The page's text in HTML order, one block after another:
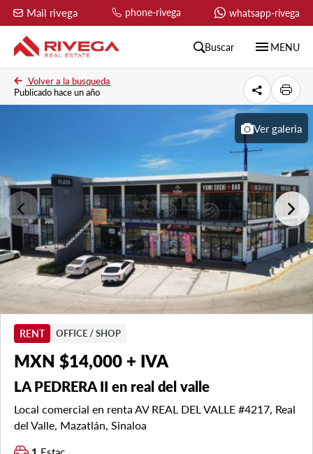
Mail rivega phone-rivega whatsapp-rivega
Buscar menu MENU
Volver a la busqueda
Publicado hace un año
Ver galeria
RENT OFFICE / SHOP
MXN $14,000 + IVA
LA PEDRERA II en real del valle
Local comercial en renta AV REAL DEL VALLE #4217, Real
del Valle, Mazatlán, Sinaloa